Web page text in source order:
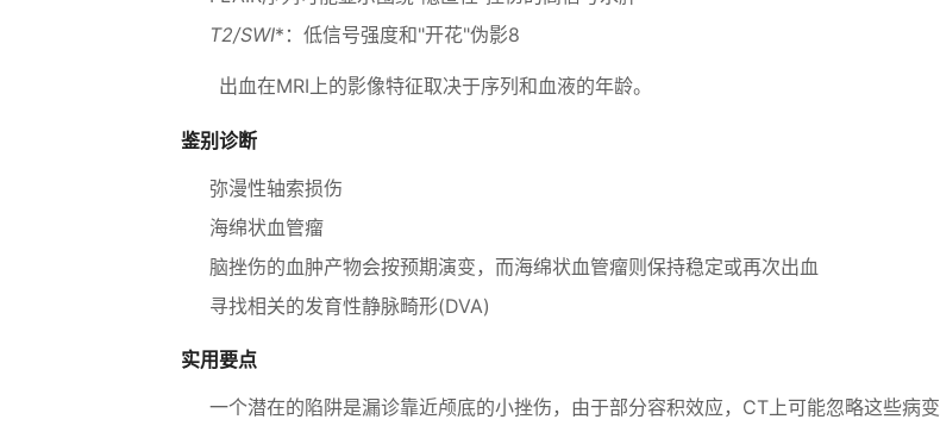
T2/SWI*：低信号强度和"开花"伪影8
出血在MRI上的影像特征取决于序列和血液的年龄。
鉴别诊断
弥漫性轴索损伤
海绵状血管瘤
脑挫伤的血肿产物会按预期演变，而海绵状血管瘤则保持稳定或再次出血
寻找相关的发育性静脉畸形(DVA)
实用要点
一个潜在的陷阱是漏诊靠近颅底的小挫伤，由于部分容积效应，CT上可能忽略这些病变